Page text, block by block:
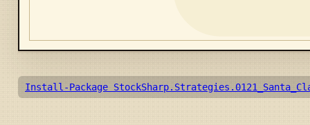
Install-Package